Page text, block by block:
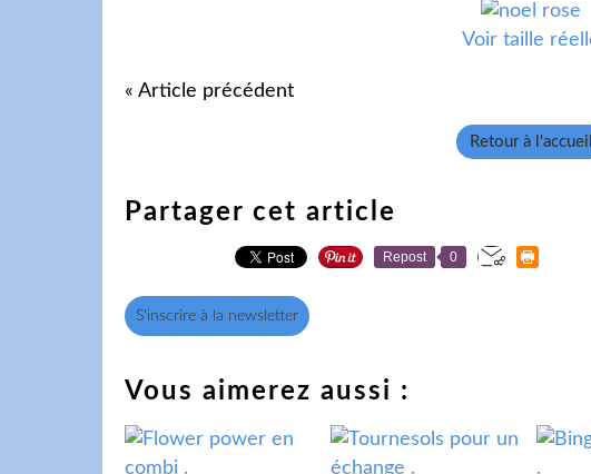
Voir taille
« Article précédent
Retour à l'accueil
Partager cet article
Repost 0
S'inscrire à la newsletter
Vous aimerez aussi :